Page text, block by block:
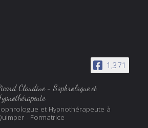
1,371
Claudine - Sophrologue et
et Hypnothérapeute à
- Formatrice